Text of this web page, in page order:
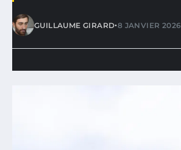
GUILLAUME GIRARD•8 JANVIER 2026